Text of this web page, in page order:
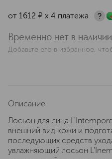
от 1612 ¤ х 4 платежа
Временно нет в наличии
Добавьте его в избранное,
Описание
Лосьон для лица
внешний вид кожи и
последующих средств
увлажняющий лосьон